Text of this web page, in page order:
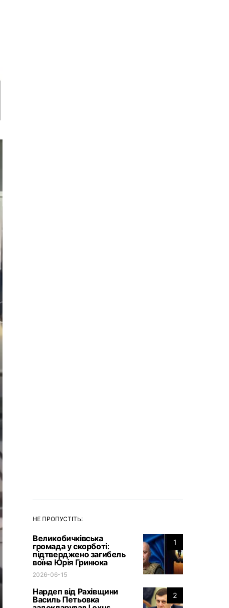
НЕ ПРОПУСТІТЬ:
1
Великобичківська
громада у скорботі:
підтверджено загибель
воїна Юрія Гринюка
2026-06-15
2
Нардеп від Рахівщини
Василь Петьовка